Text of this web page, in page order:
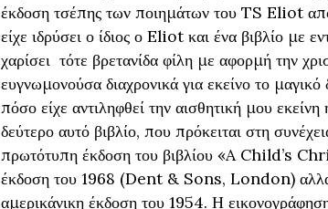
έκδοση τσέπης των ποιημάτων του TS Eliot
είχε ιδρύσει ο ίδιος ο Eliot και ένα βιβλίο με
χαρίσει τότε βρετανίδα φίλη με αφορμή την
ευγνωμονούσα διαχρονικά για εκείνο το
πόσο είχε αντιληφθεί την αισθητική μου
δεύτερο αυτό βιβλίο, που πρόκειται στη
πρωτότυπη έκδοση του βιβλίου «A Child’s
έκδοση του 1968 (Dent & Sons, London) αλλά
αμερικάνικη έκδοση του 1954. Η